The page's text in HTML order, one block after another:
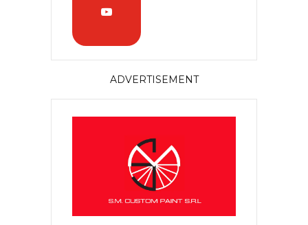
ADVERTISEMENT